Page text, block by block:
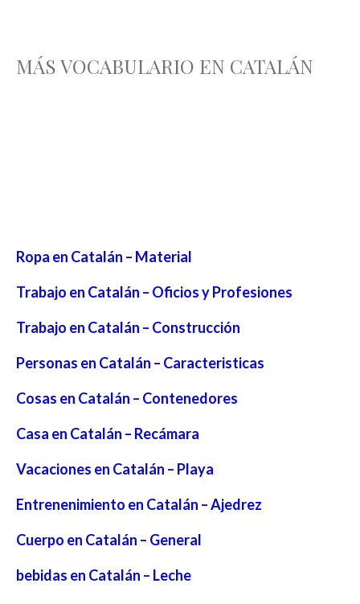
MÁS VOCABULARIO EN CATALÁN
Ropa en Catalán – Material
Trabajo en Catalán – Oficios y Profesiones
Trabajo en Catalán – Construcción
Personas en Catalán – Caracteristicas
Cosas en Catalán – Contenedores
Casa en Catalán – Recámara
Vacaciones en Catalán – Playa
Entrenenimiento en Catalán – Ajedrez
Cuerpo en Catalán – General
bebidas en Catalán – Leche